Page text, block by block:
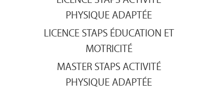
PHYSIQUE ADAPTÉE
LICENCE STAPS ÉDUCATION ET
MOTRICITÉ
MASTER STAPS ACTIVITÉ
PHYSIQUE ADAPTÉE